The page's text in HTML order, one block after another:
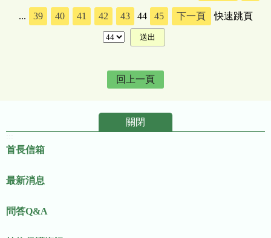
... 39 40 41 42 43 44 45 下一頁 快速跳頁
回上一頁
關閉
首長信箱
最新消息
問答Q&A